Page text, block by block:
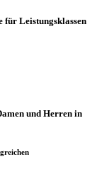
für Leistungsklassen
und Herren in